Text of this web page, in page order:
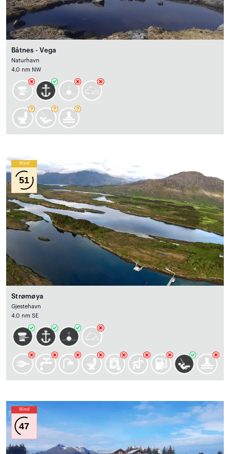
Båtnes - Vega
Naturhavn
4.0 nm NW
Wind
51
Strømøya
Gjestehavn
4.0 nm SE
Wind
47